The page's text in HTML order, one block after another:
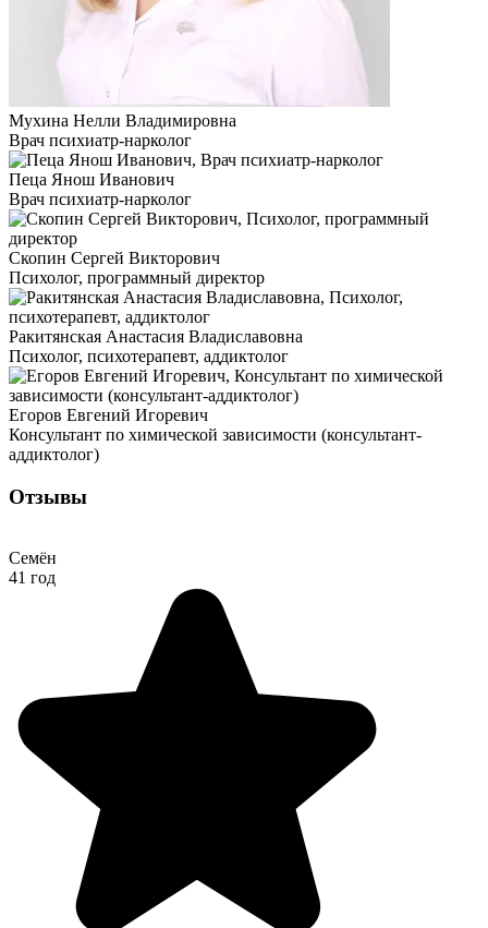
Мухина Нелли Владимировна
Врач психиатр-нарколог
Пеца Янош Иванович
Врач психиатр-нарколог
Скопин Сергей Викторович
Психолог, программный директор
Ракитянская Анастасия Владиславовна
Психолог, психотерапевт, аддиктолог
Егоров Евгений Игоревич
Консультант по химической зависимости (консультант-
аддиктолог)
Отзывы
Семён
41 год